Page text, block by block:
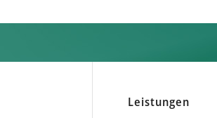
Leistungen